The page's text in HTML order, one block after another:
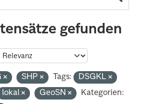
gefunden
SHP Tags:
DSGKL
lokal GeoSN
Kategorien: